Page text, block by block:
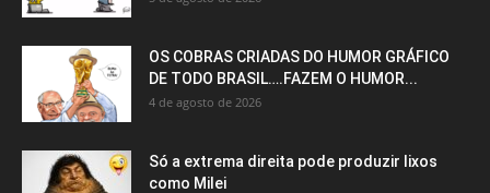
OS COBRAS CRIADAS DO HUMOR GRÁFICO
DE TODO BRASIL….FAZEM O HUMOR...
4 de agosto de 2026
Só a extrema direita pode produzir lixos
como Milei